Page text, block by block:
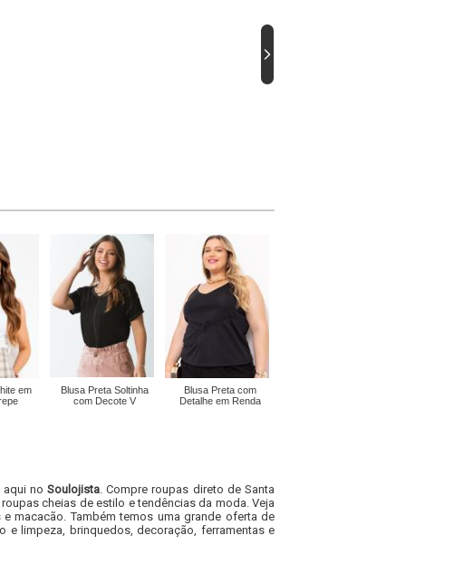
em
Blusa Preta Soltinha
com Decote V
Blusa Preta com
Detalhe em Renda
no Soulojista. Compre roupas direto de Santa
cheias de estilo e tendências da moda. Veja
macacão. Também temos uma grande oferta de
e limpeza, brinquedos, decoração, ferramentas e